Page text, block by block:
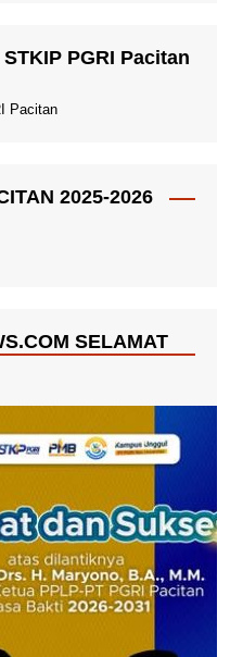
PGRI Pacitan
Pacitan
2025-2026
SELAMAT